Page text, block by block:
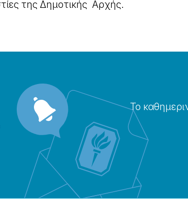
της Δημοτικής Αρχής.
Το